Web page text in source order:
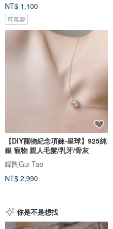
NT$ 1,100
可客製
【DIY寵物紀念項鍊-星球】925純
銀 寵物 親人毛髮/乳牙/骨灰
歸陶Gui Tao
NT$ 2,990
你是不是想找